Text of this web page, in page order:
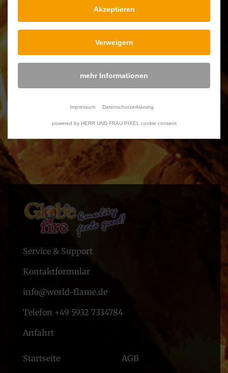
voorkomt u dat er insecten ofvliegen op uw
vlees of groenten komen.
De kap is vantwee kanten te bedienen.
Diameter grillplaat 75 cm
Service & Support
Kontaktformular
info@world-flame.de
Telefon +49 5932 7334784
Anfahrt
Startseite AGB
Akzeptieren
Verweigern
mehr Informationen
Impressum Datenschutzerklärung
powered by HERR UND FRAU PIXEL cookie consent